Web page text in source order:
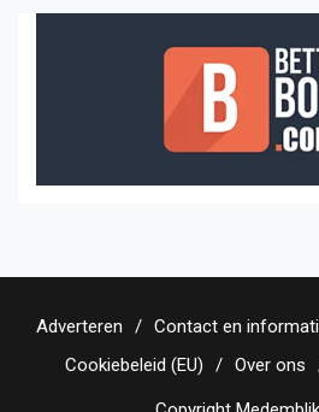
Adverteren Contact en
Cookiebeleid (EU)
Over ons